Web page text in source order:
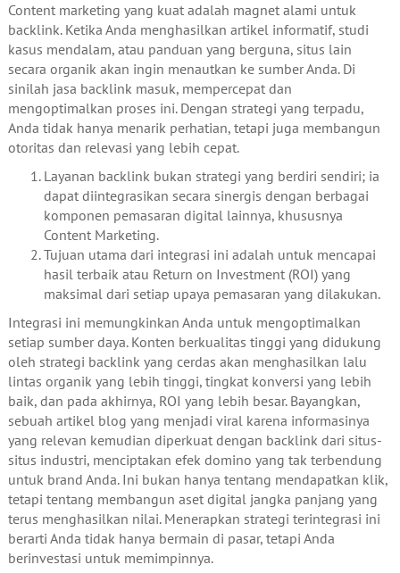
Content marketing yang kuat adalah magnet alami untuk
backlink. Ketika Anda menghasilkan artikel informatif, studi
kasus mendalam, atau panduan yang berguna, situs lain
secara organik akan ingin menautkan ke sumber Anda. Di
sinilah jasa backlink masuk, mempercepat dan
mengoptimalkan proses ini. Dengan strategi yang terpadu,
Anda tidak hanya menarik perhatian, tetapi juga membangun
otoritas dan relevasi yang lebih cepat.
Layanan backlink bukan strategi yang berdiri sendiri; ia
dapat diintegrasikan secara sinergis dengan berbagai
komponen pemasaran digital lainnya, khususnya
Content Marketing.
Tujuan utama dari integrasi ini adalah untuk mencapai
hasil terbaik atau Return on Investment (ROI) yang
maksimal dari setiap upaya pemasaran yang dilakukan.
Integrasi ini memungkinkan Anda untuk mengoptimalkan
setiap sumber daya. Konten berkualitas tinggi yang didukung
oleh strategi backlink yang cerdas akan menghasilkan lalu
lintas organik yang lebih tinggi, tingkat konversi yang lebih
baik, dan pada akhirnya, ROI yang lebih besar. Bayangkan,
sebuah artikel blog yang menjadi viral karena informasinya
yang relevan kemudian diperkuat dengan backlink dari situs-
situs industri, menciptakan efek domino yang tak terbendung
untuk brand Anda. Ini bukan hanya tentang mendapatkan klik,
tetapi tentang membangun aset digital jangka panjang yang
terus menghasilkan nilai. Menerapkan strategi terintegrasi ini
berarti Anda tidak hanya bermain di pasar, tetapi Anda
berinvestasi untuk memimpinnya.